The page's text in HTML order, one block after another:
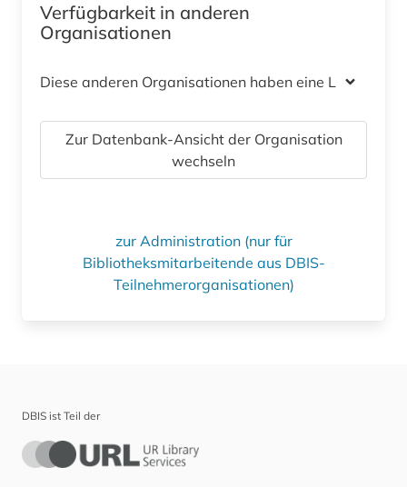
Verfügbarkeit in anderen
Organisationen
Diese anderen Organisationen haben eine Lizenz
Zur Datenbank-Ansicht der Organisation
wechseln
zur Administration (nur für
Bibliotheksmitarbeitende aus DBIS-
Teilnehmerorganisationen)
DBIS ist Teil der